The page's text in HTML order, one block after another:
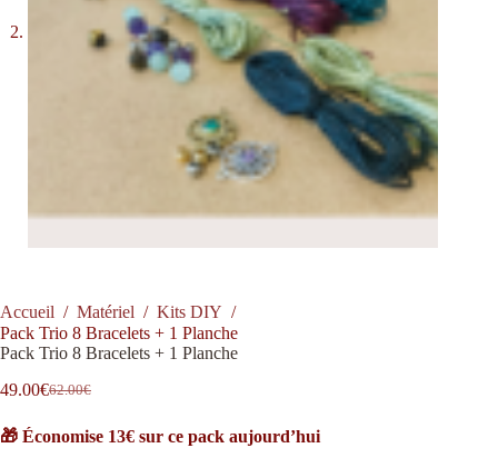
Accueil / Matériel / Kits DIY /
Pack Trio 8 Bracelets + 1 Planche
Pack Trio 8 Bracelets + 1 Planche
62.00€
49.00€
🎁 Économise 13€ sur ce pack aujourd’hui